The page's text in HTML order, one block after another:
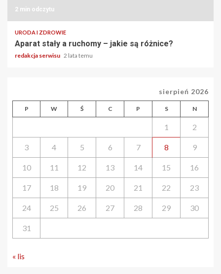
2 min odczytu
URODA I ZDROWIE
Aparat stały a ruchomy – jakie są różnice?
redakcja serwisu 2 lata temu
sierpień 2026
P W Ś C P S N
1 2
3 4 5 6 7 8 9
10 11 12 13 14 15 16
17 18 19 20 21 22 23
24 25 26 27 28 29 30
31
« lis